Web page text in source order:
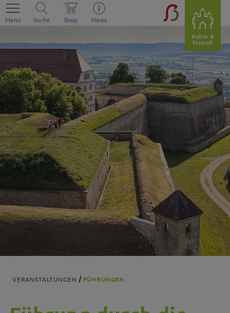
Menü Suche Shop
News
Kultur &
Freizeit
VERANSTALTUNGEN FÜHRUNGEN